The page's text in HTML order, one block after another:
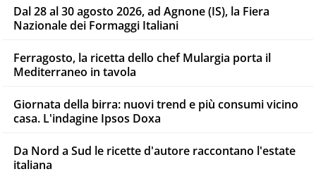
Dal 28 al 30 agosto 2026, ad Agnone (IS), la Fiera
Nazionale dei Formaggi Italiani
Ferragosto, la ricetta dello chef Mulargia porta il
Mediterraneo in tavola
Giornata della birra: nuovi trend e più consumi vicino
casa. L'indagine Ipsos Doxa
Da Nord a Sud le ricette d'autore raccontano l'estate
italiana